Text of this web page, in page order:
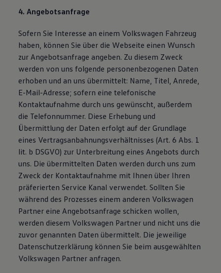
4. Angebotsanfrage
Sofern Sie Interesse an einem Volkswagen Fahrzeug
haben, können Sie über die Webseite einen Wunsch
zur Angebotsanfrage angeben. Zu diesem Zweck
werden von uns folgende personenbezogenen Daten
erhoben und an uns übermittelt: Name, Titel, Anrede,
E-Mail-Adresse; sofern eine telefonische
Kontaktaufnahme durch uns gewünscht, außerdem
die Telefonnummer. Diese Erhebung und
Übermittlung der Daten erfolgt auf der Grundlage
eines Vertragsanbahnungsverhältnisses (Art. 6 Abs. 1
lit. b DSGVO) zur Unterbreitung eines Angebots durch
uns. Die übermittelten Daten werden durch uns zum
Zweck der Kontaktaufnahme mit Ihnen über Ihren
präferierten Service Kanal verwendet. Sollten Sie
während des Prozesses einem anderen Volkswagen
Partner eine Angebotsanfrage schicken wollen,
werden diesem Volkswagen Partner und nicht uns die
zuvor genannten Daten übermittelt. Die jeweilige
Datenschutzerklärung können Sie beim ausgewählten
Volkswagen Partner anfragen.